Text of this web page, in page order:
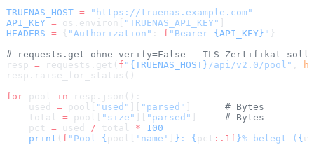
TRUENAS_HOST = "https://truenas.example.com"
API_KEY = os.environ[ "TRUENAS_API_KEY"
HEADERS = { "Authorization" : f "Bearer {API_KEY} " }
# requests.get ohne verify=False — TLS-Zertifikat
resp = requests.get( f " {TRUENAS_HOST} /api/v2.0/pool" ,
resp.raise_for_status()
for pool in resp.json():
    used
= pool[ "used" "parsed"
# Bytes
    total
= pool[ "size" "parsed"
# Bytes
    pct
= used / total * 100
    print
( f "Pool { pool[ 'name' } : { pct :.1f }% belegt ( {